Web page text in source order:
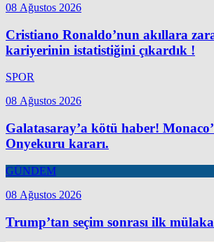
08 Ağustos 2026
Cristiano Ronaldo’nun akıllara
kariyerinin istatistiğini çıkardık !
SPOR
08 Ağustos 2026
Galatasaray’a kötü haber!
Onyekuru kararı.
GÜNDEM
08 Ağustos 2026
Trump’tan seçim sonrası ilk